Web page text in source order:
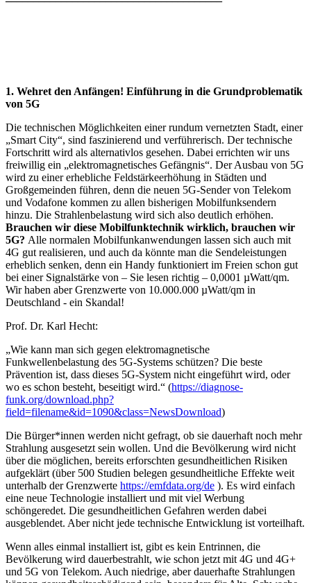
1. Wehret den Anfängen! Einführung in die Grundproblematik
von 5G
Die technischen Möglichkeiten einer rundum vernetzten Stadt, einer
„Smart City“, sind faszinierend und verführerisch. Der technische
Fortschritt wird als alternativlos gesehen. Dabei errichten wir uns
freiwillig ein „elektromagnetisches Gefängnis“. Der Ausbau von 5G
wird zu einer erhebliche Feldstärkeerhöhung in Städten und
Großgemeinden führen, denn die neuen 5G-Sender von Telekom
und Vodafone kommen zu allen bisherigen Mobilfunksendern
hinzu. Die Strahlenbelastung wird sich also deutlich erhöhen.
Brauchen wir diese Mobilfunktechnik wirklich, brauchen wir
5G? Alle normalen Mobilfunkanwendungen lassen sich auch mit
4G gut realisieren, und auch da könnte man die Sendeleistungen
erheblich senken, denn ein Handy funktioniert im Freien schon gut
bei einer Signalstärke von – Sie lesen richtig – 0,0001 µWatt/qm.
Wir haben aber Grenzwerte von 10.000.000 µWatt/qm in
Deutschland - ein Skandal!
Prof. Dr. Karl Hecht:
„Wie kann man sich gegen elektromagnetische
Funkwellenbelastung des 5G-Systems schützen? Die beste
Prävention ist, dass dieses 5G-System nicht eingeführt wird, oder
wo es schon besteht, beseitigt wird.“ (https://diagnose-
funk.org/download.php?
field=filename&id=1090&class=NewsDownload)
Die Bürger*innen werden nicht gefragt, ob sie dauerhaft noch mehr
Strahlung ausgesetzt sein wollen. Und die Bevölkerung wird nicht
über die möglichen, bereits erforschten gesundheitlichen Risiken
aufgeklärt (über 500 Studien belegen gesundheitliche Effekte weit
unterhalb der Grenzwerte https://emfdata.org/de ). Es wird einfach
eine neue Technologie installiert und mit viel Werbung
schöngeredet. Die gesundheitlichen Gefahren werden dabei
ausgeblendet. Aber nicht jede technische Entwicklung ist vorteilhaft.
Wenn alles einmal installiert ist, gibt es kein Entrinnen, die
Bevölkerung wird dauerbestrahlt, wie schon jetzt mit 4G und 4G+
und 5G von Telekom. Auch niedrige, aber dauerhafte Strahlungen